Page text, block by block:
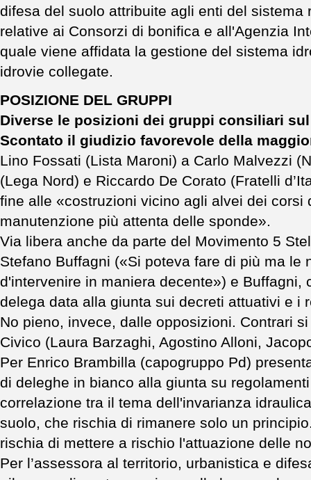
difesa del suolo attribuite agli enti del sistema
relative ai Consorzi di bonifica e all'Agenzia
quale viene affidata la gestione del sistema
idrovie collegate.
POSIZIONE DEL GRUPPI
Diverse le posizioni dei gruppi consiliari
Scontato il giudizio favorevole della
Lino Fossati (Lista Maroni) a Carlo Malvezzi
(Lega Nord) e Riccardo De Corato (Fratelli
fine alle «costruzioni vicino agli alvei dei corsi
manutenzione più attenta delle sponde».
Via libera anche da parte del Movimento 5
Stefano Buffagni («Si poteva fare di più ma le
d'intervenire in maniera decente») e Buffagni,
delega data alla giunta sui decreti attuativi e i
No pieno, invece, dalle opposizioni. Contrari
Civico (Laura Barzaghi, Agostino Alloni,
Per Enrico Brambilla (capogruppo Pd)
di deleghe in bianco alla giunta su
correlazione tra il tema dell'invarianza
suolo, che rischia di rimanere solo un
rischia di mettere a rischio l'attuazione delle
Per l’assessora al territorio, urbanistica e